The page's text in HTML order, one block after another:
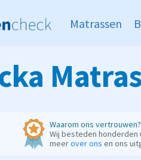
Matrassen
Waarom ons vertrouwen?
Wij besteden honderden
meerover ons en ons